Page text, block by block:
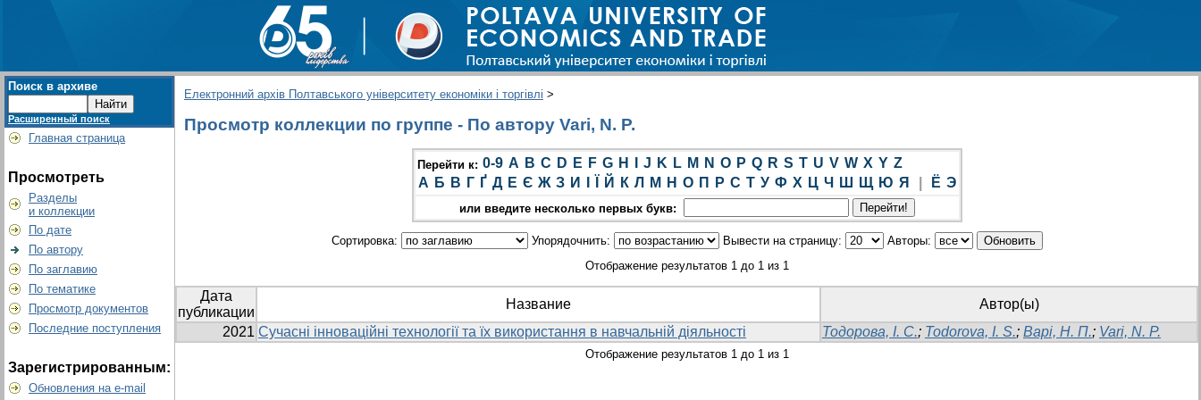
Поиск в архиве
Расширенный поиск
Главная страница
Просмотреть
Разделы
и коллекции
По дате
По автору
По заглавию
По тематике
Просмотр документов
Последние поступления
Зарегистрированным:
Обновления на e-mail
Електронний архів Полтавського університету економіки і торгівлі >
Просмотр коллекции по группе - По автору Vari, N. P.
Перейти к: 0-9 A B C D E F G H J K L M N O P Q R S T U V W X Y Z
А Б В Г Ґ Д Е Є Ж З И Й К Л М Н О П Р С Т У Ф Х Ц Ч Ш Щ Ю Я Ё Э
или введите несколько первых букв:
Сортировка: Упорядочнить: Вывести на страницу:
Авторы:
Отображение результатов 1 до 1 из 1
Дата
публикации
Название
Автор(ы)
2021 Сучасні інноваційні технології та їх використання в навчальній діяльності Тодорова, І. С.; Todorova, I. S.; Варі, Н. П.; Vari, N. P.
Отображение результатов 1 до 1 из 1